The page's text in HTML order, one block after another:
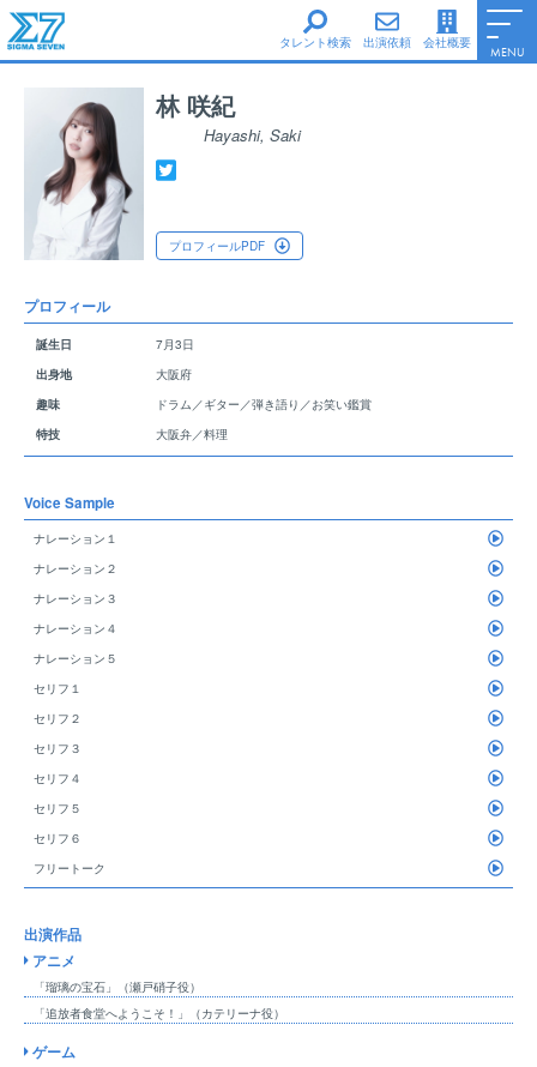
タレント検索 出演依頼 会社概要
MENU
男性タレント
女性タレント
シグマ・セブンe
シグマ・セブンフェイス
シグマ・セブン声優養成所
Information
Access
ファンレターについて
Top Page
林 咲紀
Hayashi, Saki
プロフィールPDF
プロフィール
誕生日
7月3日
出身地
大阪府
趣味
ドラム／ギター／弾き語り／お笑い鑑賞
特技
大阪弁／料理
Voice Sample
ナレーション１
ナレーション２
ナレーション３
ナレーション４
ナレーション５
セリフ１
セリフ２
セリフ３
セリフ４
セリフ５
セリフ６
フリートーク
出演作品
アニメ
「瑠璃の宝石」（瀬戸硝子役）
「追放者食堂へようこそ！」（カテリーナ役）
ゲーム